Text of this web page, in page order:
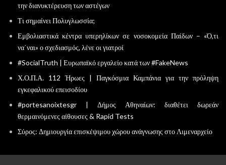
την διανυκτέρευση των αστέγων
Τι σημαίνει Πολυγλωσσία;
Εμβολιαστικά κέντρα υπερηλίκων σε νοσοκομεία Παίδων – «Ό,τι
να΄ναι» ο σχεδιασμός, λένε οι γιατροί
#SocialTruth | Ευρωπαϊκό εργαλείο κατά των #FakeNews
Χ.Ο.Π.Α. 112 Ήρωες | Παγκόσμια Καμπάνια για την πρόληψη
εγκεφαλικού επεισοδίου
#portesanoixtesgr | Δήμος Αθηναίων: διαθέτει δωρεάν
θερμαινόμενες αίθουσες & Rapid Tests
Σύρος: Δημιουργία επισκέψιμου χώρου ανάγνωσης στο Λιμεναρχείο